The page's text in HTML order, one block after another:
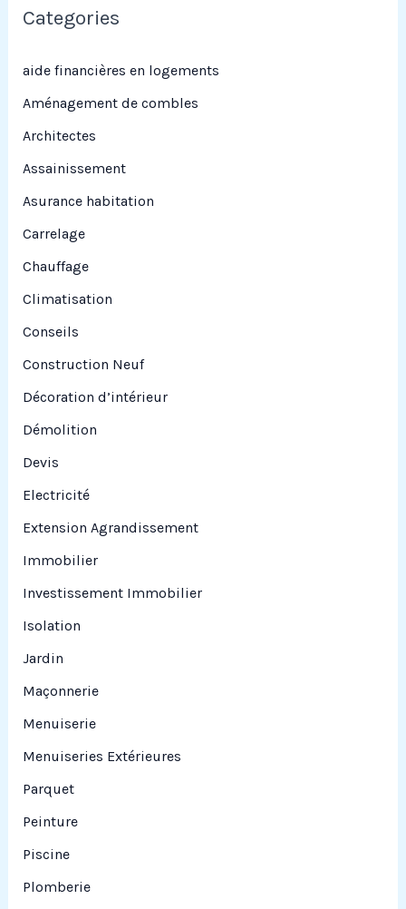
c
:
Categories
aide financières en logements
Aménagement de combles
Architectes
Assainissement
Asurance habitation
Carrelage
Chauffage
Climatisation
Conseils
Construction Neuf
Décoration d’intérieur
Démolition
Devis
Electricité
Extension Agrandissement
Immobilier
Investissement Immobilier
Isolation
Jardin
Maçonnerie
Menuiserie
Menuiseries Extérieures
Parquet
Peinture
Piscine
Plomberie